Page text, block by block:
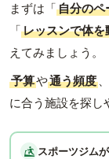
まずは「自分のペ
「レッスンで体を
えてみましょう。
予算や通う頻度 、
に合う施設を探し
スポーツジム